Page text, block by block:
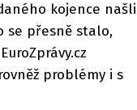
kojence našli
se přesně stalo,
problémy i s